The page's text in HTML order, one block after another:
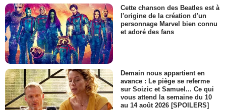
Cette chanson des Beatles est à
l'origine de la création d'un
personnage Marvel bien connu
et adoré des fans
Demain nous appartient en
avance : Le piège se referme
sur Soizic et Samuel... Ce qui
vous attend la semaine du 10
au 14 août 2026 [SPOILERS]